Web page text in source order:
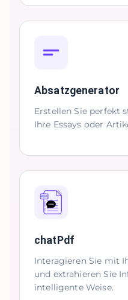
Absatzgenerator
Erstellen Sie perfekt
Ihre Essays oder
chatPdf
Interagieren Sie mit
und extrahieren Sie
intelligente Weise.